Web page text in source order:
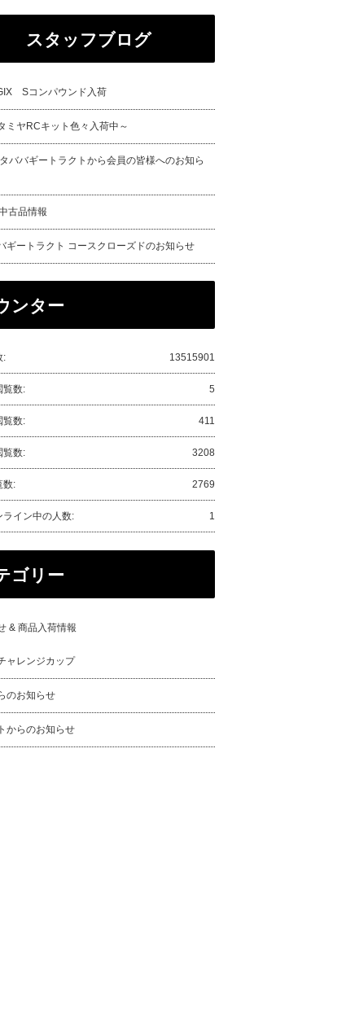
スタッフブログ
Sコンパウンド入荷
ヤRCキット色々入荷中～
ババギートラクトから会員の皆様へのお知ら
古品情報
ギートラクト コースクローズドのお知らせ
ンター
13515901
:
5
覧数:
411
覧数:
3208
覧数:
2769
数:
1
ライン中の人数:
ゴリー
& 商品入荷情報
ャレンジカップ
のお知らせ
からのお知らせ